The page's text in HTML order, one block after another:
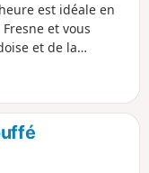
est idéale en
et vous
et de la